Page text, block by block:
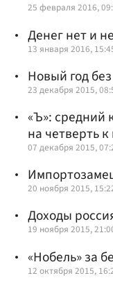
25 февраля 2016,
Денег нет и
13 января 2016,
Новый год
23 декабря 2015,
«Ъ»: средний
на четверть
07 декабря 2015,
20 ноября 2015,
Доходы
19 ноября 2015,
«Нобель» за
12 октября 2015,